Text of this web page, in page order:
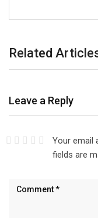
Related
Leave a Reply
Your email
fields are